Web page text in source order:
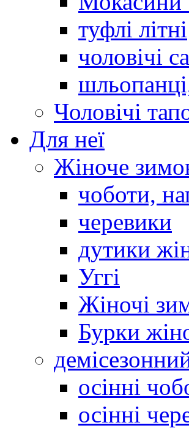
туфлі літні
чоловічі
Чоловічі
Для неї
Жіноче
чоботи,
черевики
дутики
Уггі
Жіночі
Бурки
осінні
осінні